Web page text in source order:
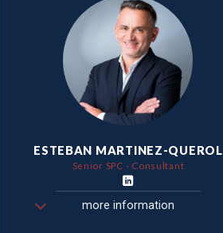
ESTEBAN MARTINEZ-QUEROL
Senior SPC - Consultant
more information